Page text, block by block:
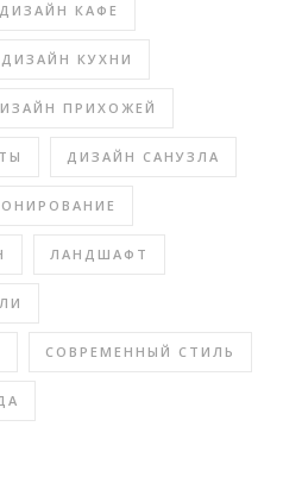
ДИЗАЙН КАФЕ
ДИЗАЙН КУХНИ
ПРИХОЖЕЙ
ДИЗАЙН САНУЗЛА
ЛАНДШАФТ
СОВРЕМЕННЫЙ СТИЛЬ